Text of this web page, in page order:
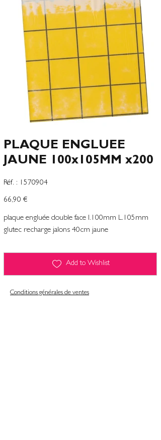
PLAQUE ENGLUEE
JAUNE 100x105MM x200
Réf. :
SKU
1570904
1570904
Precio
66,90 €
plaque engluée double face l.100mm L.105mm
glutec recharge jalons 40cm jaune
Add to Wishlist
Conditions générales de ventes